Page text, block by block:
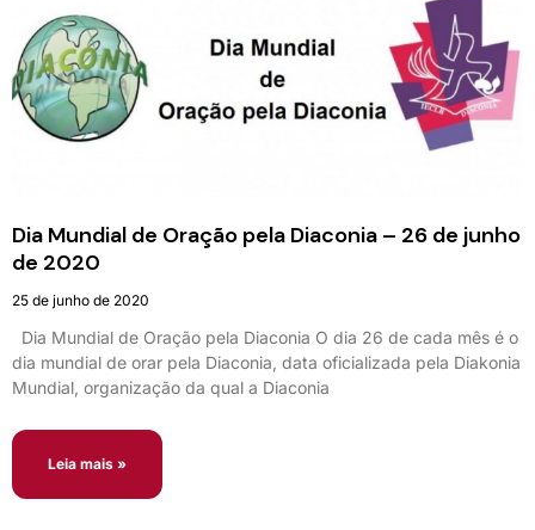
Dia Mundial de Oração pela Diaconia – 26 de junho
de 2020
25 de junho de 2020
Dia Mundial de Oração pela Diaconia O dia 26 de cada mês é o
dia mundial de orar pela Diaconia, data oficializada pela Diakonia
Mundial, organização da qual a Diaconia
Leia mais »